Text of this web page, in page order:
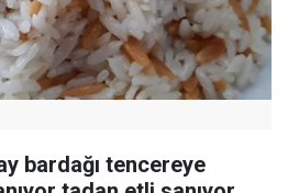
bardağı tencereye